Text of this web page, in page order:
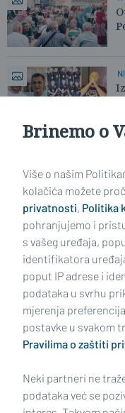
Impressum Uvjeti
Politika kolačića
Oglašavanje
Brinemo o
Više o našim
kolačića možete
privatnosti, Politika
pohranjujemo i
s vašeg uređaja,
identifikatora
poput IP adrese i
podataka u svrhu
mjerenja
postavke u svakom
Pravilima o zaštiti
Neki partneri ne
podataka već se